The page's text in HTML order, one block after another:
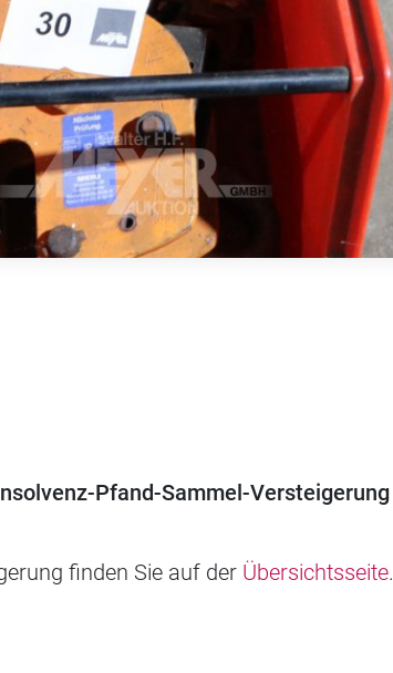
Pfand-Sammel-Versteigerung
finden Sie auf der Übersichtsseite.